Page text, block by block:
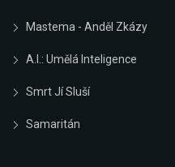
Mastema - Anděl Zkázy
A.I.: Umělá Inteligence
Smrt Jí Sluší
Samaritán